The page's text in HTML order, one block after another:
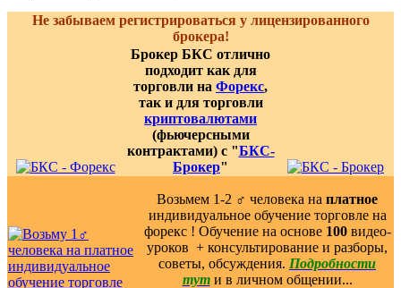
Не забываем регистрироваться у лицензированного
брокера!
Брокер БКС отлично
подходит как для
торговли на Форекс,
так и для торговли
криптовалютами
(фьючерсными
контрактами) с "БКС-
Брокер"
Возьмем 1-2 ‍♂️ человека на платное
индивидуальное обучение торговле на
форекс ! Обучение на основе 100видео-
уроков ️ + консультирование и разборы,
советы, обсуждения. Подробности
тут и в личном общении...